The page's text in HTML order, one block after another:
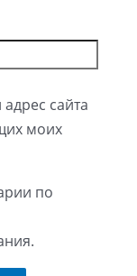
сайта
моих
по